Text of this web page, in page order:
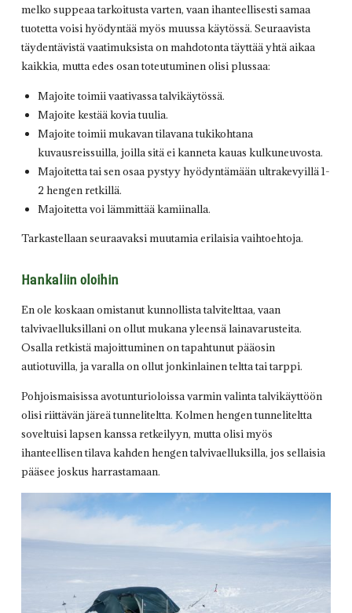
melko suppeaa tarkoitusta varten, vaan ihanteellisesti samaa
tuotetta voisi hyödyntää myös muussa käytössä. Seuraavista
täydentävistä vaatimuksista on mahdotonta täyttää yhtä aikaa
kaikkia, mutta edes osan toteutuminen olisi plussaa:
Majoite toimii vaativassa talvikäytössä.
Majoite kestää kovia tuulia.
Majoite toimii mukavan tilavana tukikohtana
kuvausreissuilla, joilla sitä ei kanneta kauas kulkuneuvosta.
Majoitetta tai sen osaa pystyy hyödyntämään ultrakevyillä 1-
2 hengen retkillä.
Majoitetta voi lämmittää kamiinalla.
Tarkastellaan seuraavaksi muutamia erilaisia vaihtoehtoja.
Hankaliin oloihin
En ole koskaan omistanut kunnollista talvitelttaa, vaan
talvivaelluksillani on ollut mukana yleensä lainavarusteita.
Osalla retkistä majoittuminen on tapahtunut pääosin
autiotuvilla, ja varalla on ollut jonkinlainen teltta tai tarppi.
Pohjoismaisissa avotunturioloissa varmin valinta talvikäyttöön
olisi riittävän järeä tunneliteltta. Kolmen hengen tunneliteltta
soveltuisi lapsen kanssa retkeilyyn, mutta olisi myös
ihanteellisen tilava kahden hengen talvivaelluksilla, jos sellaisia
pääsee joskus harrastamaan.